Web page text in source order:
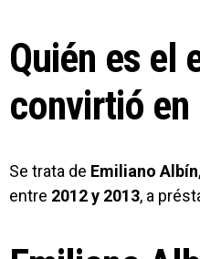
Quién es el
convirtió en
Se trata de Emiliano Albín
entre 2012 y 2013, a